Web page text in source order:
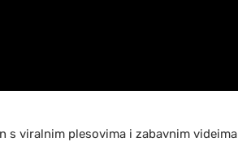
s viralnim plesovima i zabavnim